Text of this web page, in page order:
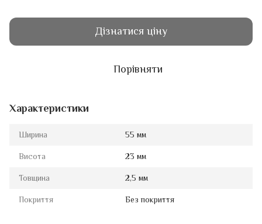
Дізнатися ціну
Порівняти
Характеристики
Ширина 55 мм
Висота 23 мм
Товщина 2,5 мм
Покриття Без покриття